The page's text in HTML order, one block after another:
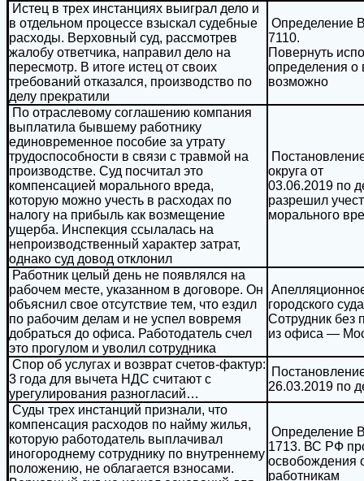
Истец в трех инстанциях выиграл дело и
в отдельном процессе взыскал судебные
расходы. Верховный суд, рассмотрев
жалобу ответчика, направил дело на
пересмотр. В итоге истец от своих
требований отказался, производство по
делу прекратили
Определение
7110.
Повернуть
определения о
возможно
По отраслевому соглашению компания
выплатила бывшему работнику
единовременное пособие за утрату
трудоспособности в связи с травмой на
производстве. Суд посчитал это
компенсацией морального вреда,
которую можно учесть в расходах по
налогу на прибыль как возмещение
ущерба. Инспекция ссылалась на
непроизводственный характер затрат,
однако суд довод отклонил
округа от
03.06.2019 по
разрешил
морального
Работник целый день не появлялся на
рабочем месте, указанном в договоре. Он
объяснил свое отсутствие тем, что ездил
по рабочим делам и не успел вовремя
добраться до офиса. Работодатель счел
это прогулом и уволил сотрудника
городского
Сотрудник без
из офиса —
Спор об услугах и возврат счетов-фактур:
3 года для вычета НДС считают с
урегулирования разногласий…
26.03.2019 по
Суды трех инстанций признали, что
компенсация расходов по найму жилья,
которую работодатель выплачивал
иногороднему сотруднику по внутреннему
положению, не облагается взносами.
Определение
1713. ВС РФ
освобождения
работникам